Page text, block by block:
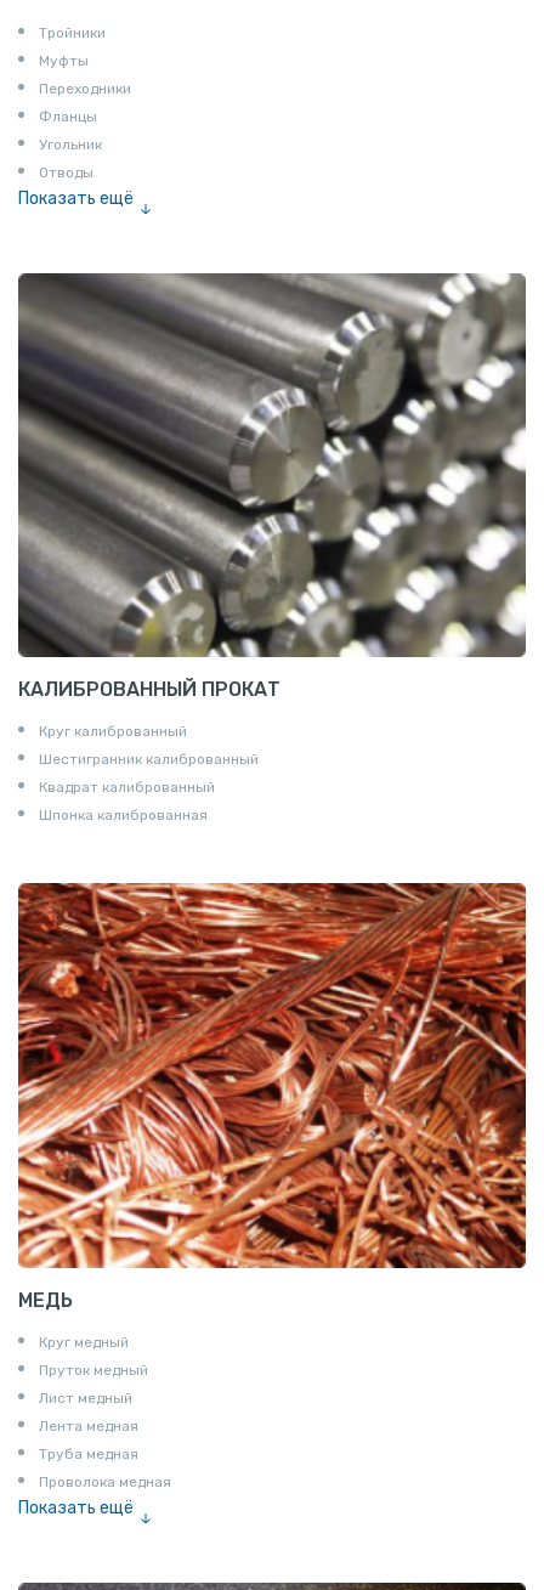
Тройники
Муфты
Переходники
Фланцы
Угольник
Отводы
Показать ещё
Соединение «американка»
Штуцеры
Сгоны
Удлинители для труб
Крестовины
Контргайки
КАЛИБРОВАННЫЙ ПРОКАТ
Круг калиброванный
Шестигранник калиброванный
Квадрат калиброванный
Шпонка калиброванная
МЕДЬ
Круг медный
Пруток медный
Лист медный
Лента медная
Труба медная
Проволока медная
Показать ещё